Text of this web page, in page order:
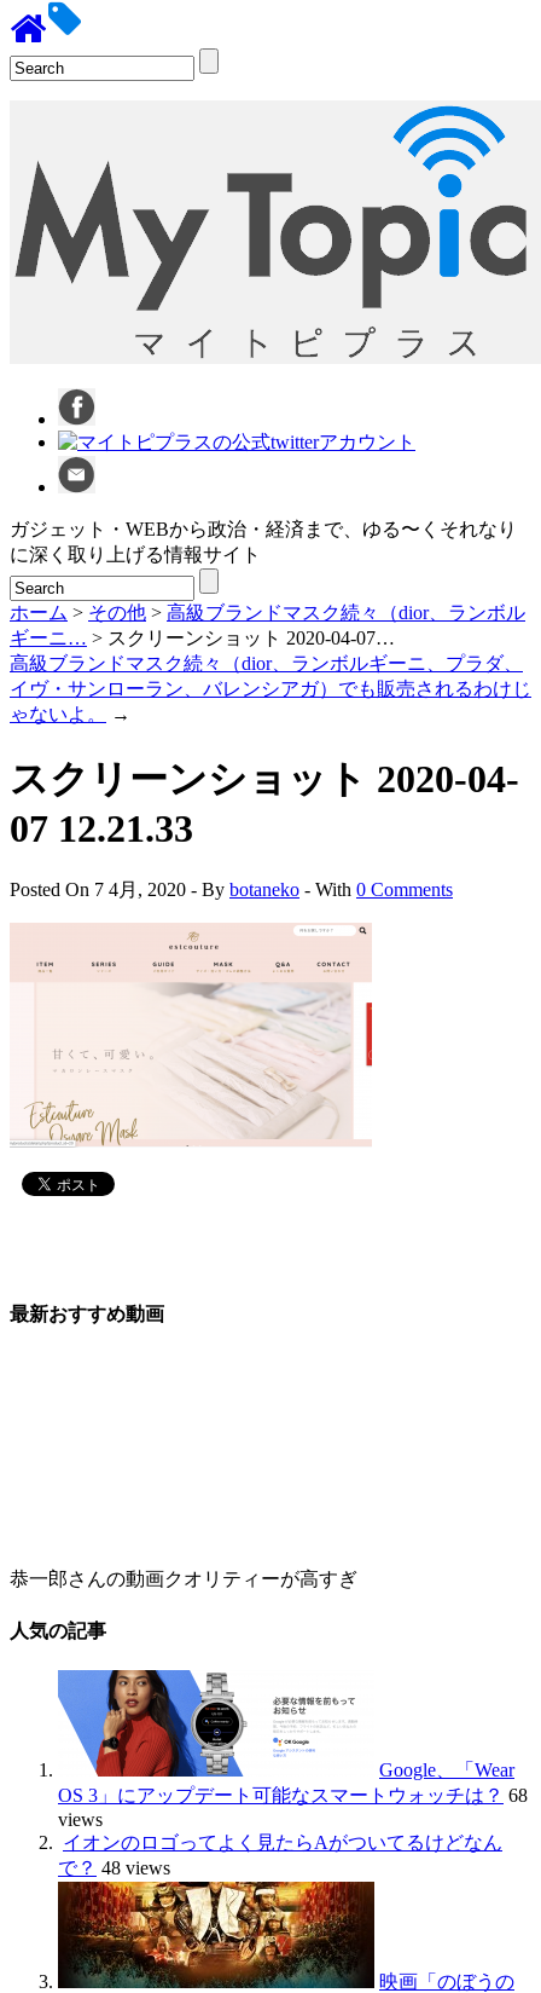
ガジェット・WEBから政治・経済まで、ゆる〜くそれなり
に深く取り上げる情報サイト
ホーム > その他 > 高級ブランドマスク続々（dior、ランボル
ギーニ… > スクリーンショット 2020-04-07…
高級ブランドマスク続々（dior、ランボルギーニ、プラダ、
イヴ・サンローラン、バレンシアガ）でも販売されるわけじ
ゃないよ。
→
スクリーンショット 2020-04-
07 12.21.33
Posted On 7 4月, 2020 - By botaneko - With 0 Comments
最新おすすめ動画
恭一郎さんの動画クオリティーが高すぎ
人気の記事
Google、「Wear
OS 3」にアップデート可能なスマートウォッチは？ 68
views
イオンのロゴってよく見たらAがついてるけどなん
で？ 48 views
映画「のぼうの